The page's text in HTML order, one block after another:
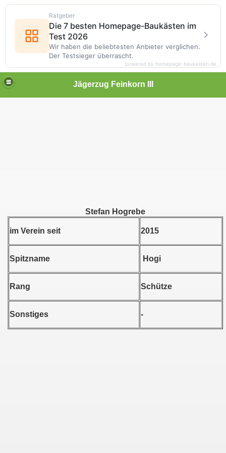
Jägerzug Feinkorn III
Stefan Hogrebe
im Verein seit 2015
Spitzname Hogi
Rang Schütze
Sonstiges -
Ratgeber
Die 7 besten Homepage-Baukästen im
Test 2026
Wir haben die beliebtesten Anbieter verglichen.
Der Testsieger überrascht.
powered by homepage-baukasten.de